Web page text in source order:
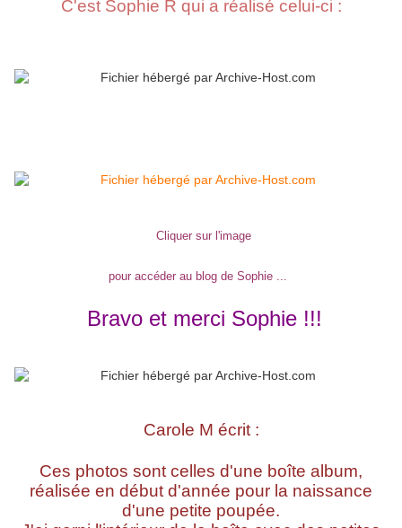
C'est Sophie R qui a réalisé celui-ci :
Cliquer sur l'image
pour accéder au blog de Sophie ...
Bravo et merci Sophie !!!
Carole M écrit :
Ces photos sont celles d'une boîte album,
réalisée en début d'année pour la naissance
d'une petite poupée.